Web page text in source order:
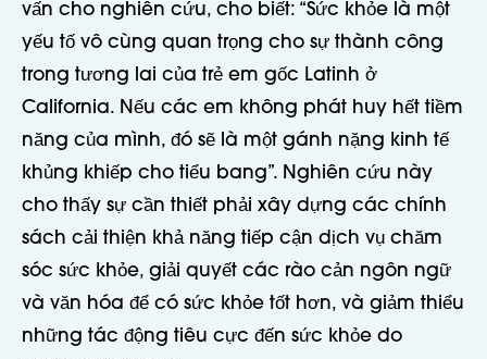
vấn cho nghiên cứu, cho biết: “Sức khỏe là một
yếu tố vô cùng quan trọng cho sự thành công
trong tương lai của trẻ em gốc Latinh ở
California. Nếu các em không phát huy hết tiềm
năng của mình, đó sẽ là một gánh nặng kinh tế
khủng khiếp cho tiểu bang”. Nghiên cứu này
cho thấy sự cần thiết phải xây dựng các chính
sách cải thiện khả năng tiếp cận dịch vụ chăm
sóc sức khỏe, giải quyết các rào cản ngôn ngữ
và văn hóa để có sức khỏe tốt hơn, và giảm thiểu
những tác động tiêu cực đến sức khỏe do